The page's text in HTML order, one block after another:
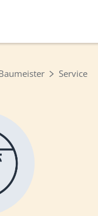
Service